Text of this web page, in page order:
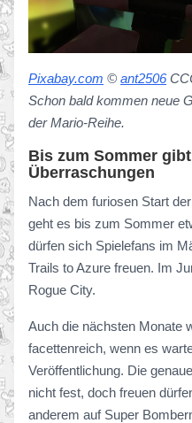
Pixabay.com © ant2506
Schon bald kommen neue
der Mario-Reihe.
Bis zum Sommer
Überraschungen
Nach dem furiosen Start
geht es bis zum Sommer
dürfen sich Spielefans im
Trails to Azure freuen. Im
Rogue City.
Auch die nächsten Monate
facettenreich, wenn es
Veröffentlichung. Die
nicht fest, doch freuen
anderem auf Super